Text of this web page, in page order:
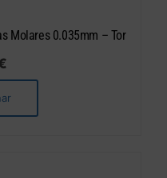
Molares 0.035mm – Tor